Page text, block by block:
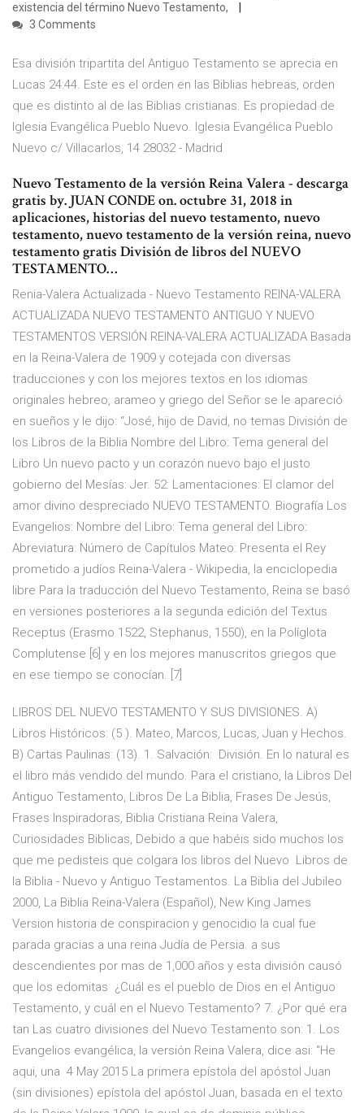
existencia del término Nuevo Testamento,
3 Comments
Esa división tripartita del Antiguo Testamento se aprecia en
Lucas 24:44. Este es el orden en las Biblias hebreas, orden
que es distinto al de las Biblias cristianas. Es propiedad de
Iglesia Evangélica Pueblo Nuevo. Iglesia Evangélica Pueblo
Nuevo c/ Villacarlos, 14 28032 - Madrid
Nuevo Testamento de la versión Reina Valera - descarga
gratis by. JUAN CONDE on. octubre 31, 2018 in
aplicaciones, historias del nuevo testamento, nuevo
testamento, nuevo testamento de la versión reina, nuevo
testamento gratis División de libros del NUEVO
TESTAMENTO…
Renia-Valera Actualizada - Nuevo Testamento REINA-VALERA
ACTUALIZADA NUEVO TESTAMENTO ANTIGUO Y NUEVO
TESTAMENTOS VERSIÓN REINA-VALERA ACTUALIZADA Basada
en la Reina-Valera de 1909 y cotejada con diversas
traducciones y con los mejores textos en los idiomas
originales hebreo, arameo y griego del Señor se le apareció
en sueños y le dijo: “José, hijo de David, no temas División de
los Libros de la Biblia Nombre del Libro: Tema general del
Libro Un nuevo pacto y un corazón nuevo bajo el justo
gobierno del Mesías: Jer. 52: Lamentaciones: El clamor del
amor divino despreciado NUEVO TESTAMENTO. Biografía Los
Evangelios: Nombre del Libro: Tema general del Libro:
Abreviatura: Número de Capítulos Mateo: Presenta el Rey
prometido a judíos Reina-Valera - Wikipedia, la enciclopedia
libre Para la traducción del Nuevo Testamento, Reina se basó
en versiones posteriores a la segunda edición del Textus
Receptus (Erasmo 1522, Stephanus, 1550), en la Políglota
Complutense [6] y en los mejores manuscritos griegos que
en ese tiempo se conocían. [7]
LIBROS DEL NUEVO TESTAMENTO Y SUS DIVISIONES. A)
Libros Históricos: (5 ). Mateo, Marcos, Lucas, Juan y Hechos.
B) Cartas Paulinas: (13). 1. Salvación: División. En lo natural es
el libro más vendido del mundo. Para el cristiano, la Libros Del
Antiguo Testamento, Libros De La Biblia, Frases De Jesús,
Frases Inspiradoras, Biblia Cristiana Reina Valera,
Curiosidades Biblicas, Debido a que habéis sido muchos los
que me pedisteis que colgara los libros del Nuevo Libros de
la Biblia - Nuevo y Antiguo Testamentos. La Biblia del Jubileo
2000, La Biblia Reina-Valera (Español), New King James
Version historia de conspiracion y genocidio la cual fue
parada gracias a una reina Judía de Persia. a sus
descendientes por mas de 1,000 años y esta división causó
que los edomitas ¿Cuál es el pueblo de Dios en el Antiguo
Testamento, y cuál en el Nuevo Testamento? 7. ¿Por qué era
tan Las cuatro divisiones del Nuevo Testamento son: 1. Los
Evangelios evangélica, la versión Reina Valera, dice asi: “He
aqui, una 4 May 2015 La primera epístola del apóstol Juan
(sin divisiones) epístola del apóstol Juan, basada en el texto